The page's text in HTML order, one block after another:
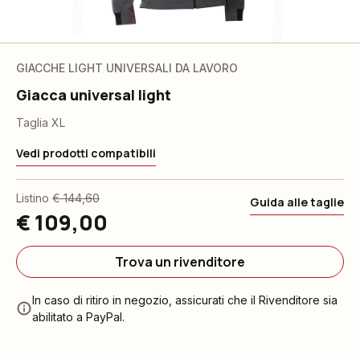
GIACCHE LIGHT UNIVERSALI DA LAVORO
Giacca universal light
Taglia XL
Vedi prodotti compatibili
Listino € 144,60
€ 109,00
Guida alle taglie
Trova un rivenditore
In caso di ritiro in negozio, assicurati che il Rivenditore sia
abilitato a PayPal.